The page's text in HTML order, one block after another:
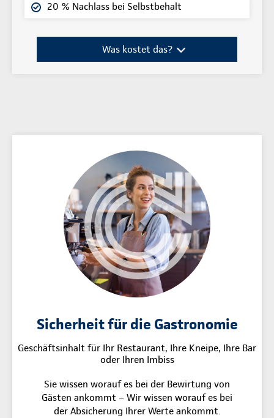
20 % Nachlass bei Selbstbehalt
Was kostet das?
Sicherheit für die Gastronomie
Geschäftsinhalt für Ihr Restaurant, Ihre Kneipe, Ihre Bar
oder Ihren Imbiss
Sie wissen worauf es bei der Bewirtung von
Gästen ankommt – Wir wissen worauf es bei
der Absicherung Ihrer Werte ankommt.